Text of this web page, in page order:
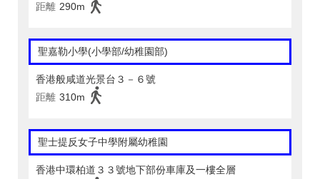
距離 290m
聖嘉勒小學(小學部/幼稚園部)
香港般咸道光景台３－６號
距離 310m
聖士提反女子中學附屬幼稚園
香港中環柏道３３號地下部份車庫及一樓全層